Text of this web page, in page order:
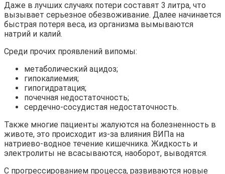
Даже в лучших случаях потери составят 3 литра, что
вызывает серьезное обезвоживание. Далее начинается
быстрая потеря веса, из организма вымываются
натрий и калий.
Среди прочих проявлений випомы:
метаболический ацидоз;
гипокалиемия;
гипогидратация;
почечная недостаточность;
сердечно-сосудистая недостаточность.
Также многие пациенты жалуются на болезненность в
животе, это происходит из-за влияния ВИПа на
натриево-водное течение кишечника. Жидкость и
электролиты не всасываются, наоборот, выводятся.
С прогрессированием процесса, развиваются новые